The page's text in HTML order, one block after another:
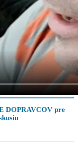
DOPRAVCOV pre